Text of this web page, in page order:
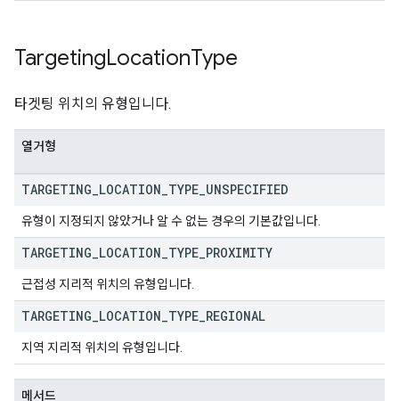
TargetingLocationType
타겟팅 위치의 유형입니다.
열거형
TARGETING LOCATION TYPE UNSPECIFIED
유형이 지정되지 않았거나 알 수 없는 경우의 기본값입니다.
TARGETING LOCATION TYPE PROXIMITY
근접성 지리적 위치의 유형입니다.
TARGETING LOCATION TYPE REGIONAL
지역 지리적 위치의 유형입니다.
메서드